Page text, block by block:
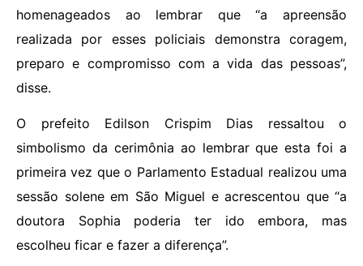
homenageados ao lembrar que “a apreensão
realizada por esses policiais demonstra coragem,
preparo e compromisso com a vida das pessoas”,
disse.
O prefeito Edilson Crispim Dias ressaltou o
simbolismo da cerimônia ao lembrar que esta foi a
primeira vez que o Parlamento Estadual realizou uma
sessão solene em São Miguel e acrescentou que “a
doutora Sophia poderia ter ido embora, mas
escolheu ficar e fazer a diferença”.